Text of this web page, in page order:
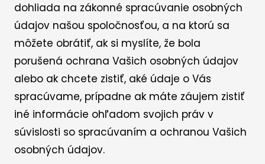
dohliada na zákonné spracúvanie osobných
údajov našou spoločnosťou, a na ktorú sa
môžete obrátiť, ak si myslíte, že bola
porušená ochrana Vašich osobných údajov
alebo ak chcete zistiť, aké údaje o Vás
spracúvame, prípadne ak máte záujem zistiť
iné informácie ohľadom svojich práv v
súvislosti so spracúvaním a ochranou Vašich
osobných údajov.